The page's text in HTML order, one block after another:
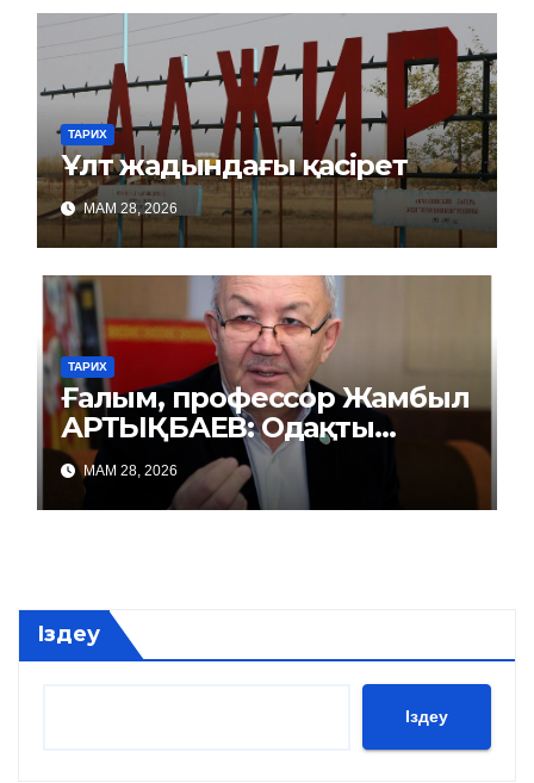
ТАРИХ
Ұлт жадындағы қасірет
МАМ 28, 2026
ТАРИХ
Ғалым, профессор Жамбыл
АРТЫҚБАЕВ: Одақты
репрессиямен басқарды
МАМ 28, 2026
Іздеу
Іздеу